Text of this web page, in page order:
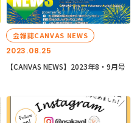
2023.08.25
会報誌CANVAS NEWS
【CANVAS NEWS】2023年8・9月号